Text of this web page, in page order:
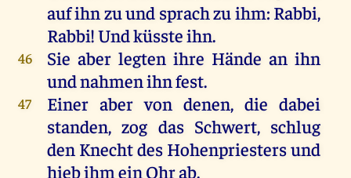
aufihnzuund sprachzuihm: Rabbi,
Rabbi!Undküssteihn.
46 Sie aber legten ihre Hände an ihn
undnahmenihnfest.
47 Einer aber von denen,die dabei
standen,zog das Schwert, schlug
den Knechtdes Hohenpriestersund
hiebihmeinOhrab.